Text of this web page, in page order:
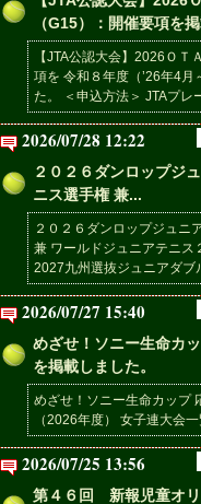
（G15）：開催要項を
【JTA公認大会】2026Ｏ
項を 令和８年度（’26年4月
た。 ＜申込方法＞ JTAプレ
2026/07/28 12:22
２０２６ダンロップジ
ニス選手権 兼...
２０２６ダンロップジュニ
兼 ワールドジュニアテニ
2027九州選抜ジュニアダブ
2026/07/27 15:40
めざせ！ソニー生命カ
を掲載しました。
めざせ！ソニー生命カップ
（2026年度） 女子連大会
2026/07/25 13:56
第４６回 新報児童オ